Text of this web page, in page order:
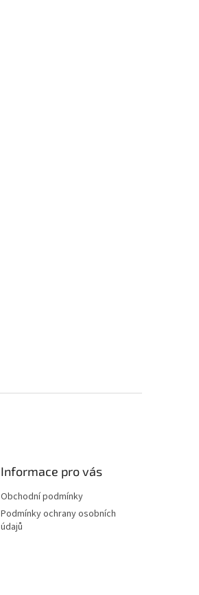
Informace pro vás
Obchodní podmínky
Podmínky ochrany osobních
údajů